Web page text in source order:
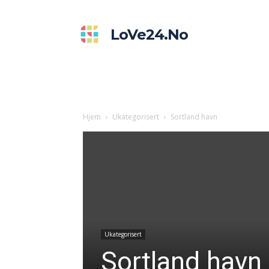
LoVe24.no
Hjem Ukategorisert Sortland havn
Ukategorisert
Sortland havn